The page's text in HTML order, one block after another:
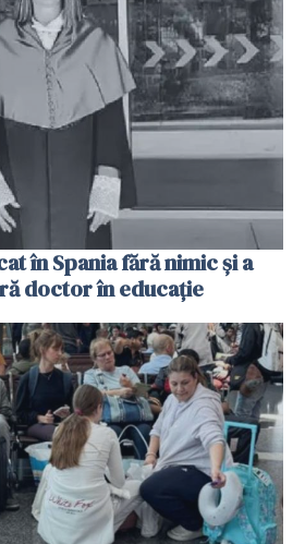
în Spania fără nimic și a
doctor în educație